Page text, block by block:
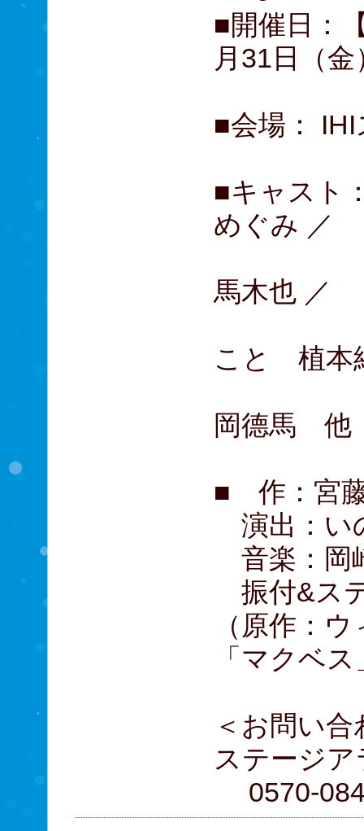
■開催日：
月31日（金
■会場：
■キャスト
めぐみ ／
馬木也 ／
こと 植本
岡德馬 他
■ 作：宮
演出：い
音楽：岡
振付&ス
（原作：
「マクベ
＜お問い合
ステージ
0570-